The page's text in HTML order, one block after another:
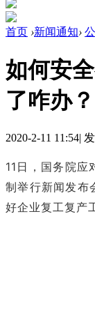
首页 ›新闻通知›
如何安
了咋办
2020-2-11 11:54|
11日，国务院应
制举行新闻发布
好企业复工复产